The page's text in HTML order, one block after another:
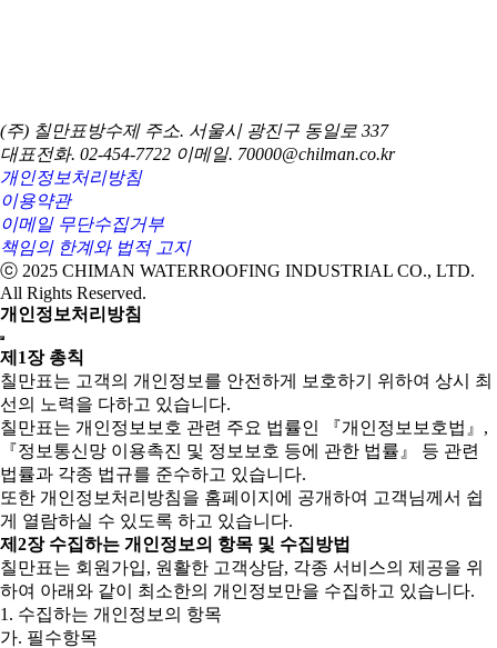
(주) 칠만표방수제 주소. 서울시 광진구 동일로 337
대표전화. 02-454-7722 이메일. 70000@chilman.co.kr
개인정보처리방침
이용약관
이메일 무단수집거부
책임의 한계와 법적 고지
ⓒ 2025 CHIMAN WATERROOFING INDUSTRIAL CO., LTD.
All Rights Reserved.
개인정보처리방침
제1장 총칙
칠만표는 고객의 개인정보를 안전하게 보호하기 위하여 상시 최
선의 노력을 다하고 있습니다.
칠만표는 개인정보보호 관련 주요 법률인 『개인정보보호법』,
『정보통신망 이용촉진 및 정보보호 등에 관한 법률』 등 관련
법률과 각종 법규를 준수하고 있습니다.
또한 개인정보처리방침을 홈페이지에 공개하여 고객님께서 쉽
게 열람하실 수 있도록 하고 있습니다.
제2장 수집하는 개인정보의 항목 및 수집방법
칠만표는 회원가입, 원활한 고객상담, 각종 서비스의 제공을 위
하여 아래와 같이 최소한의 개인정보만을 수집하고 있습니다.
1. 수집하는 개인정보의 항목
가. 필수항목